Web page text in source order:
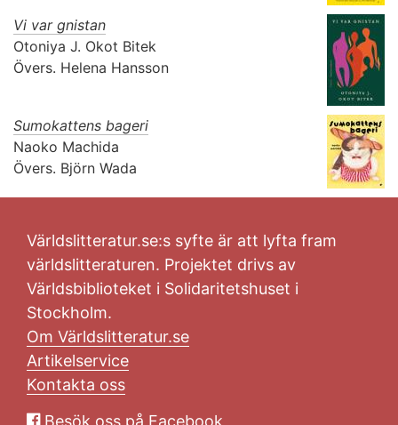
Vi var gnistan
Otoniya J. Okot Bitek
Övers. Helena Hansson
Sumokattens bageri
Naoko Machida
Övers. Björn Wada
Världslitteratur.se:s syfte är att lyfta fram
världslitteraturen. Projektet drivs av
Världsbiblioteket i Solidaritetshuset i
Stockholm.
Om Världslitteratur.se
Artikelservice
Kontakta oss
Besök oss på Facebook